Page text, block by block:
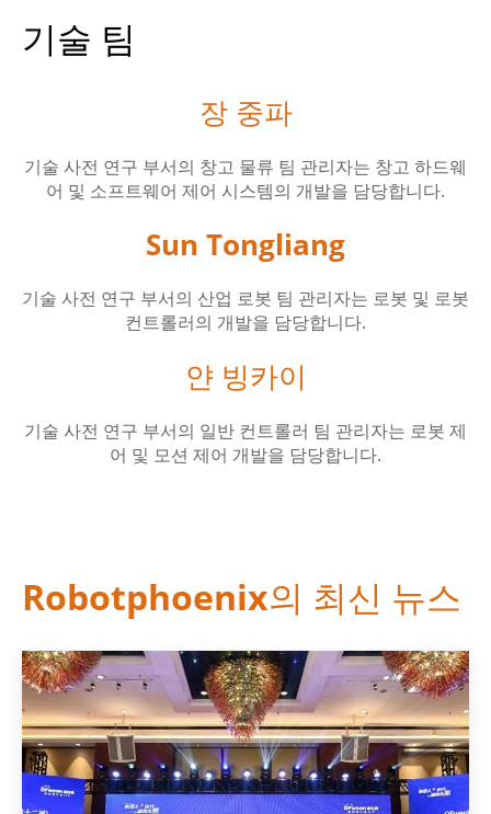
기술 팀
장 중파
기술 사전 연구 부서의 창고 물류 팀 관리자는 창고 하드웨
어 및 소프트웨어 제어 시스템의 개발을 담당합니다.
Sun Tongliang
기술 사전 연구 부서의 산업 로봇 팀 관리자는 로봇 및 로봇
컨트롤러의 개발을 담당합니다.
얀 빙카이
기술 사전 연구 부서의 일반 컨트롤러 팀 관리자는 로봇 제
어 및 모션 제어 개발을 담당합니다.
Robotphoenix의 최신 뉴스